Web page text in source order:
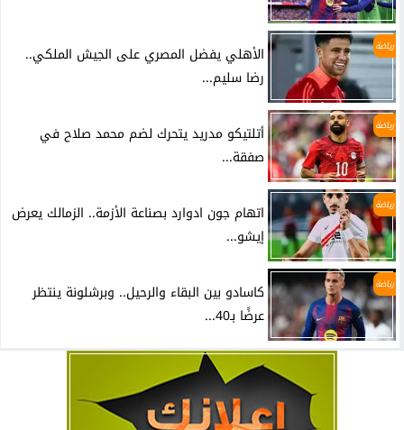
رياضة
الأهلي يفضل المصري على الجيش الملكي..
رضا سليم...
رياضة
أتلتيكو مدريد يتحرك لضم محمد صلاح في
صفقة...
رياضة
اتهام جون ادوارد بصناعة الأزمة.. الزمالك يعرض
إيشو...
رياضة
كاسادو بين البقاء والرحيل.. وبرشلونة ينتظر
عرضًا بـ40...